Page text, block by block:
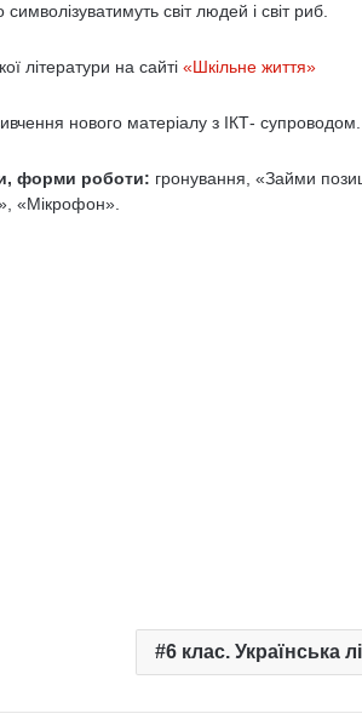
світ людей і світ риб.
літератури на сайті «Шкільне життя»
нового матеріалу з ІКТ- супроводом.
форми роботи: гронування, «Займи
«Мікрофон».
6 клас. Українська